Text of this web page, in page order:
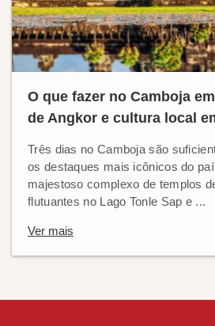
O que fazer no Camboja
de Angkor e cultura local
Três dias no Camboja são
os destaques mais icônicos do
majestoso complexo de templos
flutuantes no Lago Tonle Sap e ...
Ver mais